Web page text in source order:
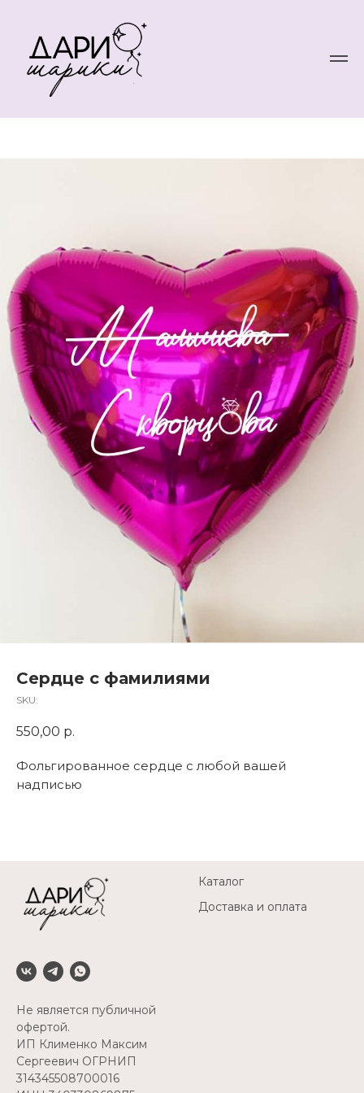
Сердце с фамилиями
SKU:
550,00 р.
Фольгированное сердце с любой вашей
надписью
Не является публичной
офертой.
ИП Клименко Максим
Сергеевич ОГРНИП
314345508700016
Каталог
Доставка и оплата